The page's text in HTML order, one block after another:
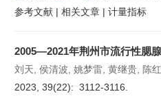
参考文献 | 相关文章 | 计量指标
2005—2021年荆州市流行性腮
刘天, 侯清波, 姚梦雷, 黄继贵, 陈
2023, 39(22): 3112-3116.